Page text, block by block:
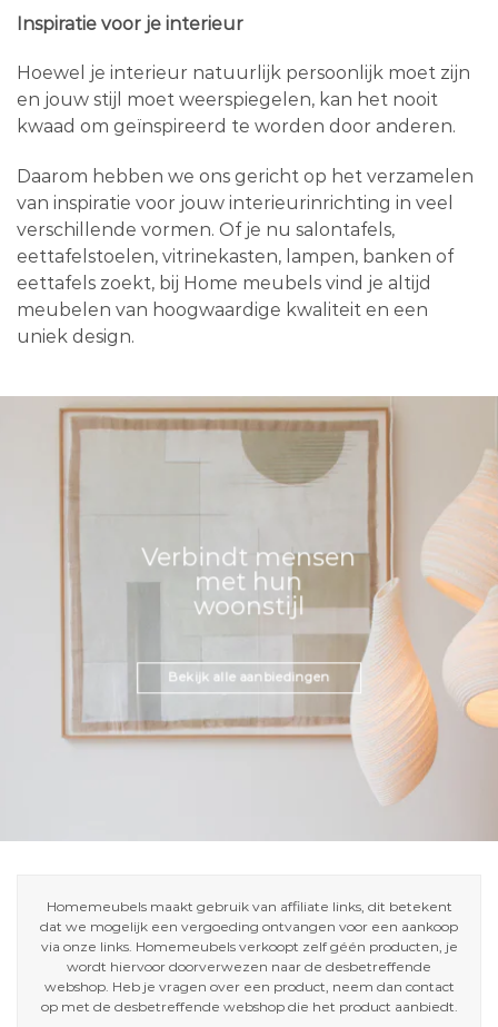
Inspiratie voor je interieur
Hoewel je interieur natuurlijk persoonlijk moet zijn
en jouw stijl moet weerspiegelen, kan het nooit
kwaad om geïnspireerd te worden door anderen.
Daarom hebben we ons gericht op het verzamelen
van inspiratie voor jouw interieurinrichting in veel
verschillende vormen. Of je nu salontafels,
eettafelstoelen, vitrinekasten, lampen, banken of
eettafels zoekt, bij Home meubels vind je altijd
meubelen van hoogwaardige kwaliteit en een
uniek design.
Verbindt mensen
met hun
woonstijl
Bekijk alle aanbiedingen
Homemeubels maakt gebruik van affiliate links, dit betekent
dat we mogelijk een vergoeding ontvangen voor een aankoop
via onze links. Homemeubels verkoopt zelf géén producten, je
wordt hiervoor doorverwezen naar de desbetreffende
webshop. Heb je vragen over een product, neem dan contact
op met de desbetreffende webshop die het product aanbiedt.